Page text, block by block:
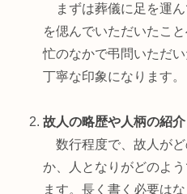
まずは葬儀に足を運ん
を偲んでいただいたこ
忙のなかで弔問いただ
丁寧な印象になります。
故人の略歴や人柄の紹介
数行程度で、故人が
か、人となりがどのよ
ます。長く書く必要は